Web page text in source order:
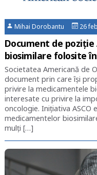
Mihai Dorobantu 26
Document de poziție
biosimilare folosite
Societatea Americană de
document prin care își
privire la medicamentele
interesate cu privire la
oncologie. Inițiativa
medicamentelor
mulți […]